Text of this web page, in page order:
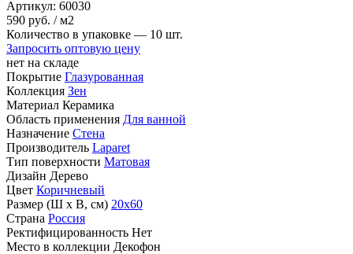
Артикул: 60030
590 руб. / м2
Количество в упаковке — 10 шт.
Запросить оптовую цену
нет на складе
Покрытие Глазурованная
Коллекция Зен
Материал Керамика
Область применения Для ванной
Назначение Стена
Производитель Laparet
Тип поверхности Матовая
Дизайн Дерево
Цвет Коричневый
Размер (Ш х В, см) 20х60
Страна Россия
Ректифицированность Нет
Место в коллекции Декофон